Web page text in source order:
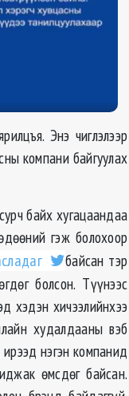
Энэ чиглэлээр
компани байгуулах
байх хугацаандаа
гэж болохоор
байсан тэр
болсон. Түүнээс
хэдэн хичээлийнхээ
худалдааны вэб
нэгэн компанид
өмсдөг байсан.